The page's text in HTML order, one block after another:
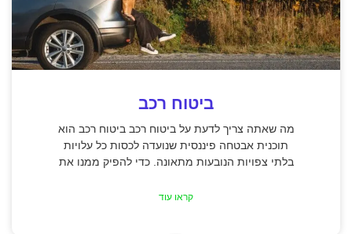
ביטוח רכב
מה שאתה צריך לדעת על ביטוח רכב ביטוח רכב הוא
תוכנית אבטחה פיננסית שנועדה לכסות כל עלויות
בלתי צפויות הנובעות מתאונה. כדי להפיק ממנו את
קראו עוד